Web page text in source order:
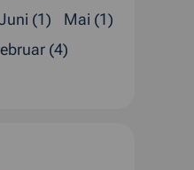
(1)
Mai (1)
(4)